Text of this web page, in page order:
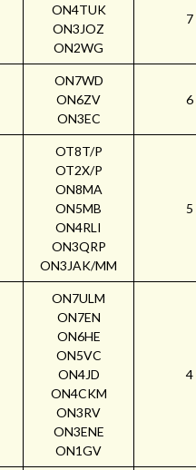
ON4TUK
ON3JOZ
ON2WG
7
ON7WD
ON6ZV
ON3EC
6
OT8T/P
OT2X/P
ON8MA
ON5MB
ON4RLI
ON3QRP
ON3JAK/MM
5
ON7ULM
ON7EN
ON6HE
ON5VC
ON4JD
ON4CKM
ON3RV
ON3ENE
ON1GV
4